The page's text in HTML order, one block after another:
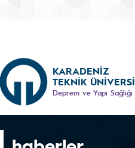
KARADENİZ
TEKNİK
Deprem ve Yapı Sağlığı